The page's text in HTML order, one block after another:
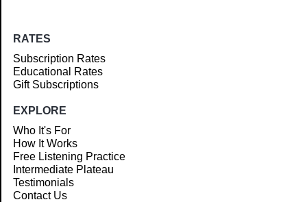
RATES
Subscription Rates
Educational Rates
Gift Subscriptions
EXPLORE
Who It's For
How It Works
Free Listening Practice
Intermediate Plateau
Testimonials
Contact Us